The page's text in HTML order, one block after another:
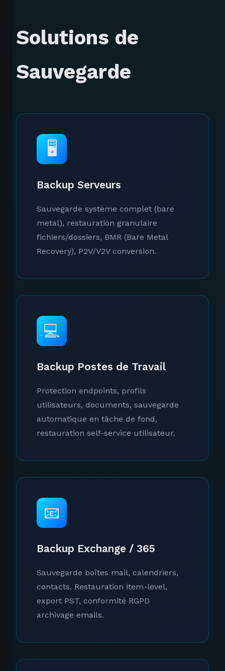
Solutions de
Sauvegarde
🖥️
Backup Serveurs
Sauvegarde système complet (bare
metal), restauration granulaire
fichiers/dossiers, BMR (Bare Metal
Recovery), P2V/V2V conversion.
💻
Backup Postes de Travail
Protection endpoints, profils
utilisateurs, documents, sauvegarde
automatique en tâche de fond,
restauration self-service utilisateur.
📧
Backup Exchange / 365
Sauvegarde boîtes mail, calendriers,
contacts. Restauration item-level,
export PST, conformité RGPD
archivage emails.